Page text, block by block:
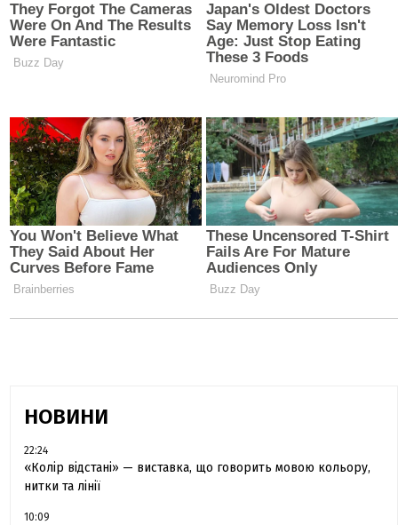
НОВИНИ
22:24
«Колір відстані» — виставка, що говорить мовою кольору,
нитки та лінії
10:09